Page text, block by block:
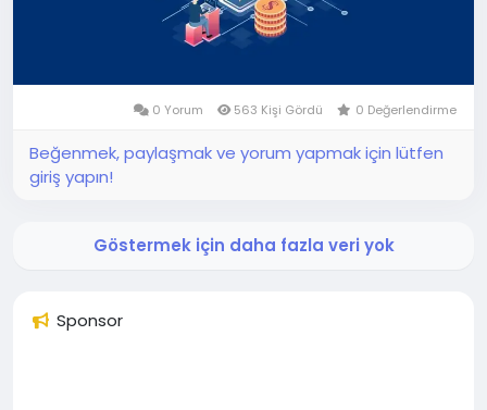
Sponsor
0 Yorum 563 Kişi Gördü 0 Değerlendirme
Beğenmek, paylaşmak ve yorum yapmak için lütfen
giriş yapın!
Göstermek için daha fazla veri yok